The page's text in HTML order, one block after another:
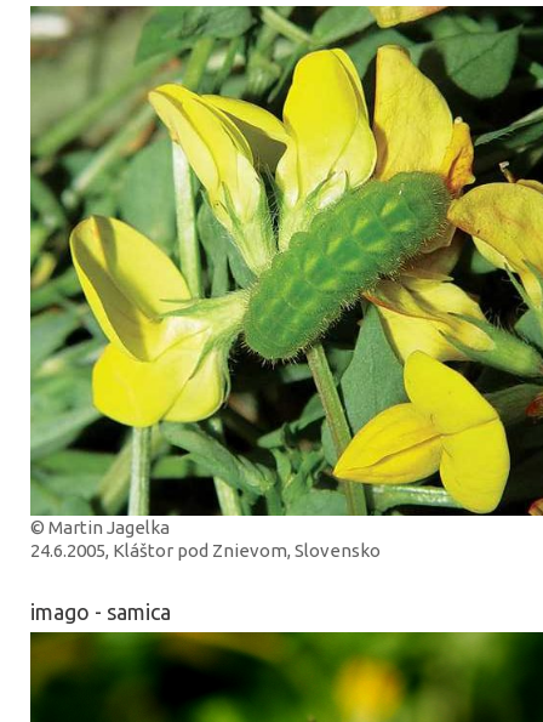
© Martin Jagelka
24.6.2005, Kláštor pod Znievom, Slovensko
imago - samica